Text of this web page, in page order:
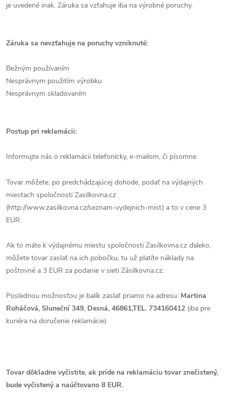
je uvedené inak. Záruka sa vzťahuje iba na výrobné poruchy.
Záruka sa nevzťahuje na poruchy vzniknuté:
Bežným používaním
Nesprávnym použitím výrobku
Nesprávnym skladovaním
Postup pri reklamácii:
Informujte nás o reklamácii telefonicky, e-mailom, či písomne.
Tovar môžete, po predchádzajúcej dohode, podať na výdajných
miestach spoločnosti Zasilkovna.cz
(http://www.zasilkovna.cz/seznam-vydejnich-mist) a to v cene 3
EUR.
Ak to máte k výdajnému miestu spoločnosti Zasilkovna.cz ďaleko,
môžete tovar zaslať na ich pobočku, tu už platíte náklady na
poštovné a 3 EUR za podanie v sieti Zásilkovna.cz.
Poslednou možnosťou je balík zaslať priamo na adresu: Martina
Roháčová, Sluneční 349, Desná, 46861,TEL. 734160412 (iba pre
kuriéra na doručenie reklamácie)
Tovar dôkladne vyčistite, ak príde na reklamáciu tovar znečistený,
bude vyčistený a naúčtovano 8 EUR.